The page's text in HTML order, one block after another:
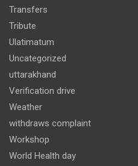
Transfers
Tribute
Ulatimatum
Uncategorized
uttarakhand
Verification drive
Weather
withdraws complaint
Workshop
World Health day